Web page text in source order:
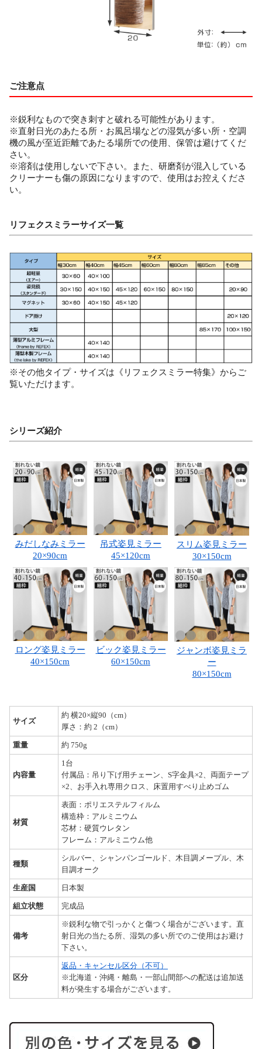
ご注意点
※鋭利なもので突き刺すと破れる可能性があります。
※直射日光のあたる所・お風呂場などの湿気が多い所・空調
機の風が至近距離であたる場所での使用、保管は避けてくだ
さい。
※溶剤は使用しないで下さい。また、研磨剤が混入している
クリーナーも傷の原因になりますので、使用はお控えくださ
い。
リフェクスミラーサイズ一覧
※その他タイプ・サイズは《リフェクスミラー特集》からご
覧いただけます。
シリーズ紹介
みだしなみミラー
20×90cm
吊式姿見ミラー
45×120cm
スリム姿見ミラー
30×150cm
ロング姿見ミラー
40×150cm
ビック姿見ミラー
60×150cm
ジャンボ姿見ミラ
ー
80×150cm
サイズ
約 横20×縦90（cm）
厚さ：約 2（cm）
重量 約 750g
内容量
1台
付属品：吊り下げ用チェーン、S字金具×2、両面テープ
×2、お手入れ専用クロス、床置用すべり止めゴム
材質
表面：ポリエステルフィルム
構造枠：アルミニウム
芯材：硬質ウレタン
フレーム：アルミニウム他
種類
シルバー、シャンパンゴールド、木目調メープル、木
目調オーク
生産国 日本製
組立状態 完成品
備考
※鋭利な物で引っかくと傷つく場合がございます。直
射日光の当たる所、湿気の多い所でのご使用はお避け
下さい。
区分
返品・キャンセル区分（不可）
※北海道・沖縄・離島・一部山間部への配送は追加送
料が発生する場合がございます。